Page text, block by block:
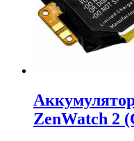
ZenWatch 2